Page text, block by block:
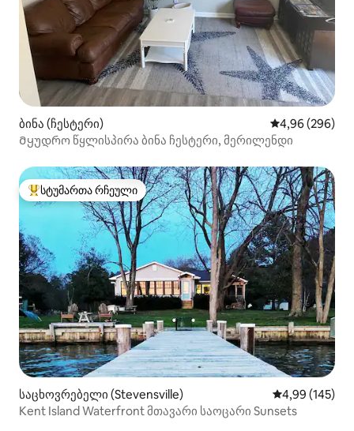
ბინა (ჩესტერი) საშუალო
4,96 (296)
Მყუდრო წყლისპირა ბინა ჩესტერი, მერილენდი
სტუმართა რჩეული მოწინავე ვარიანტი
სტუმართა რჩეული
საცხოვრებელი (Stevensville) საშუალო
4,99 (145)
Kent Island Waterfront მთავარი საოცარი Sunsets